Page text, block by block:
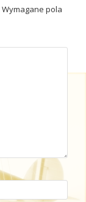
Wymagane pola